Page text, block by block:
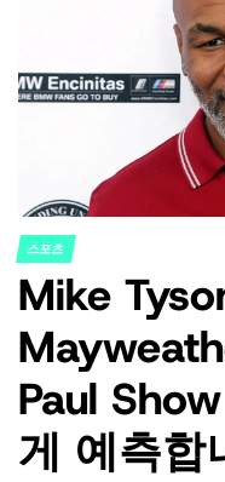
POSTED
IN
스포츠
Mike
Paul
게 예측합